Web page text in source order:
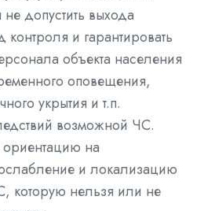
допустить выхода
контроля и гарантировать
объекта населения
оповещения,
укрытия и т.п.
возможной ЧС.
на
и локализацию
которую нельзя или не